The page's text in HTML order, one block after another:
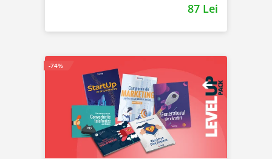
87 Lei
-74%